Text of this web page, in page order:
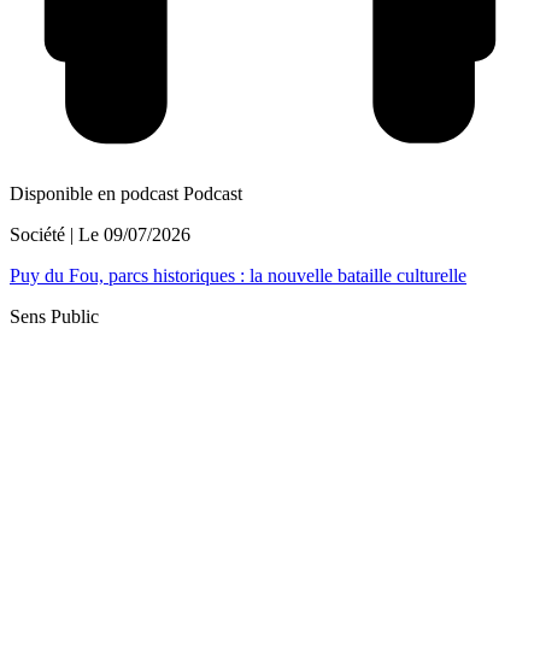
Disponible en podcast Podcast
Société | Le 09/07/2026
Puy du Fou, parcs historiques : la nouvelle bataille culturelle
Sens Public